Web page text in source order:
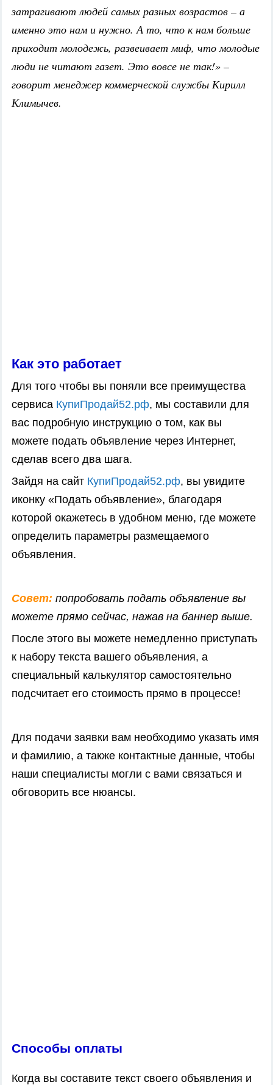
затрагивают людей самых разных возрастов – а
именно это нам и нужно. А то, что к нам больше
приходит молодежь, развеивает миф, что молодые
люди не читают газет. Это вовсе не так!» –
говорит менеджер коммерческой службы Кирилл
Климычев.
Как это работает
Для того чтобы вы поняли все преимущества
сервиса КупиПродай52.рф, мы составили для
вас подробную инструкцию о том, как вы
можете подать объявление через Интернет,
сделав всего два шага.
Зайдя на сайт КупиПродай52.рф, вы увидите
иконку «Подать объявление», благодаря
которой окажетесь в удобном меню, где можете
определить параметры размещаемого
объявления.
Совет: попробовать подать объявление вы
можете прямо сейчас, нажав на баннер выше.
После этого вы можете немедленно приступать
к набору текста вашего объявления, а
специальный калькулятор самостоятельно
подсчитает его стоимость прямо в процессе!
Для подачи заявки вам необходимо указать имя
и фамилию, а также контактные данные, чтобы
наши специалисты могли с вами связаться и
обговорить все нюансы.
Способы оплаты
Когда вы составите текст своего объявления и